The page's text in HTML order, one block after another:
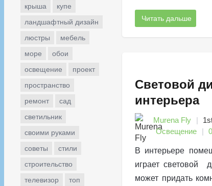
крыша
купе
ландшафтный дизайн
люстры
мебель
море
обои
освещение
проект
пространство
ремонт
сад
светильник
своими руками
советы
стили
строительство
телевизор
топ
Читать дальше
Световой
интерьера
Murena Fly
Освещение
В интерьере
играет световой
может придать